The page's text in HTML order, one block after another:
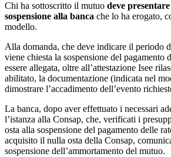
Chi ha sottoscritto il mutuo deve
sospensione alla banca che lo ha erogato,
modello.
Alla domanda, che deve indicare il periodo
viene chiesta la sospensione del pagamento
essere allegata, oltre all’attestazione Isee
abilitato, la documentazione (indicata nel
dimostrare l’accadimento dell’evento
La banca, dopo aver effettuato i necessari
l’istanza alla Consap, che, verificati i
osta alla sospensione del pagamento delle
acquisito il nulla osta della Consap,
sospensione dell’ammortamento del mutuo.